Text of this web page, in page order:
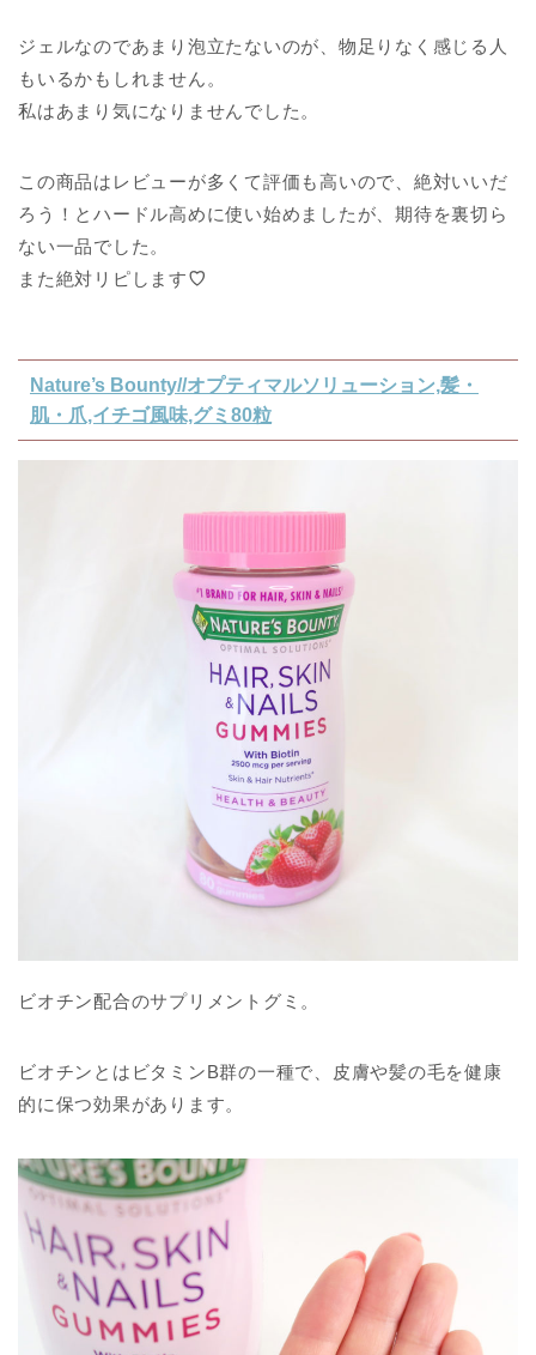
ジェルなのであまり泡立たないのが、物足りなく感じる人
もいるかもしれません。
私はあまり気になりませんでした。
この商品はレビューが多くて評価も高いので、絶対いいだ
ろう！とハードル高めに使い始めましたが、期待を裏切ら
ない一品でした。
また絶対リピします♡
Nature’s Bounty//オプティマルソリューション,髪・
肌・爪,イチゴ風味,グミ80粒
ビオチン配合のサプリメントグミ。
ビオチンとはビタミンB群の一種で、皮膚や髪の毛を健康
的に保つ効果があります。